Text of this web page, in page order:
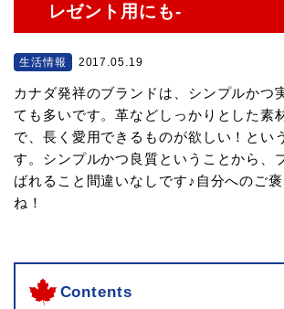
レゼント用にも-
生活情報 2017.05.19
カナダ発祥のブランドは、シンプルかつ
ても多いです。革などしっかりとした素
で、長く愛用できるものが欲しい！とい
す。シンプルかつ良質ということから、
ばれること間違いなしです♪自分へのご
ね！
Contents